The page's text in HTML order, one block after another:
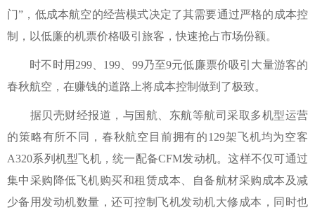
门”，低成本航空的经营模式决定了其需要通过严格的成本控
制，以低廉的机票价格吸引旅客，快速抢占市场份额。
时不时用299、199、99乃至9元低廉票价吸引大量游客的
春秋航空，在赚钱的道路上将成本控制做到了极致。
据贝壳财经报道，与国航、东航等航司采取多机型运营
的策略有所不同，春秋航空目前拥有的129架飞机均为空客
A320系列机型飞机，统一配备CFM发动机。这样不仅可通过
集中采购降低飞机购买和租赁成本、自备航材采购成本及减
少备用发动机数量，还可控制飞机发动机大修成本，同时也